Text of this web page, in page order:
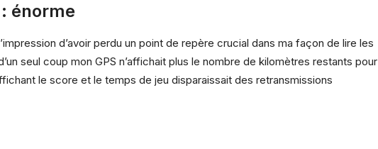
énorme
d’avoir perdu un point de repère crucial dans ma façon de lire les
seul coup mon GPS n’affichait plus le nombre de kilomètres restants pour
le score et le temps de jeu disparaissait des retransmissions